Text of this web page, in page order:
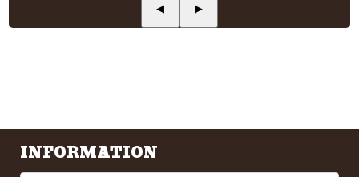
◀ ▶
INFORMATION